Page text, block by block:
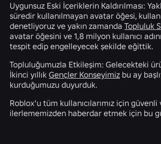
Uygunsuz Eski İçeriklerin Kaldırılması:
süredir kullanılmayan avatar öğesi,
denetliyoruz ve yakın zamanda Topluluk
avatar öğesini ve 1,8 milyon kullanıcı
tespit edip engelleyecek şekilde eğittik.
Topluluğumuzla Etkileşim: Gelecekteki
İkinci yıllık Gençler Konseyimiz bu ay
kurduğumuzu duyurduk.
Roblox'u tüm kullanıcılarımız için
ilerlememizden haberdar etmek için bu